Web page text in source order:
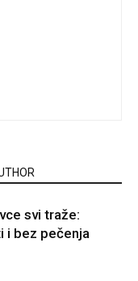
svi traže:
i bez pečenja